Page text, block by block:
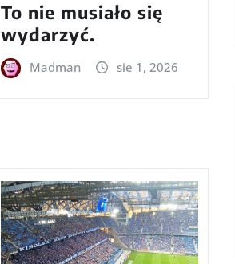
To nie musiało się
wydarzyć.
Madman sie 1, 2026